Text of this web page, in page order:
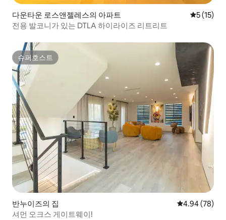
다운타운 로스앤젤레스의 아파트 평점 5점
5 (15)
전용 발코니가 있는 DTLA 하이라이즈 리트리트
슈퍼호스트
슈퍼호스트
반누이즈의 집 평점 4.94점(5
4.94 (78)
셔먼 오크스 게이트웨이!